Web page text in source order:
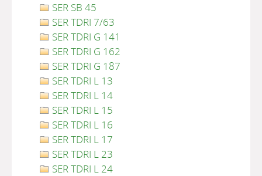
SER SB 45
SER TDRI 7/63
SER TDRI G 141
SER TDRI G 162
SER TDRI G 187
SER TDRI L 13
SER TDRI L 14
SER TDRI L 15
SER TDRI L 16
SER TDRI L 17
SER TDRI L 23
SER TDRI L 24